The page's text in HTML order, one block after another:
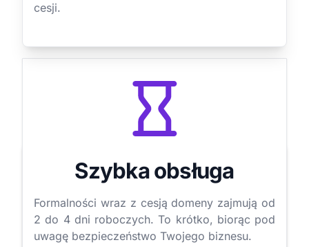
cesji.
Szybka obsługa
Formalności wraz z cesją domeny zajmują od
2 do 4 dni roboczych. To krótko, biorąc pod
uwagę bezpieczeństwo Twojego biznesu.